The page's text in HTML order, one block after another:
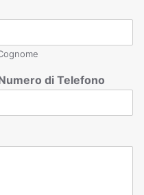
di Telefono